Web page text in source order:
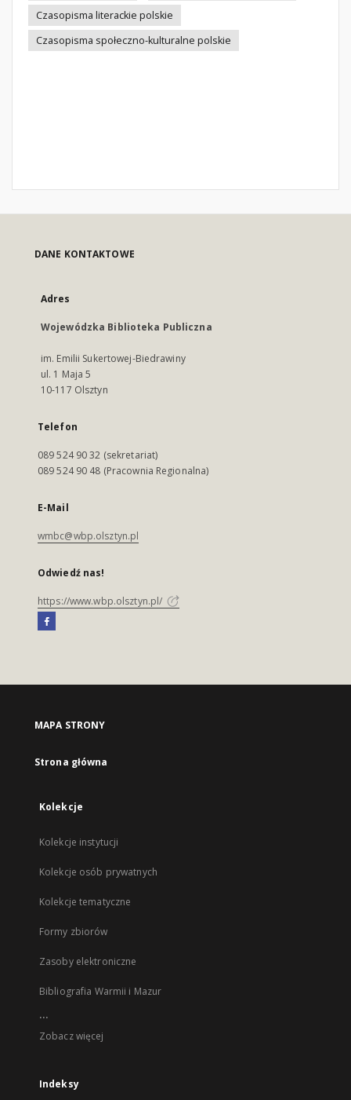
Czasopisma literackie polskie
Czasopisma społeczno-kulturalne polskie
DANE KONTAKTOWE
Adres
Wojewódzka Biblioteka Publiczna
im. Emilii Sukertowej-Biedrawiny
ul. 1 Maja 5
10-117 Olsztyn
Telefon
089 524 90 32 (sekretariat)
089 524 90 48 (Pracownia Regionalna)
E-Mail
wmbc@wbp.olsztyn.pl
Odwiedź nas!
https://www.wbp.olsztyn.pl/
MAPA STRONY
Strona główna
Kolekcje
Kolekcje instytucji
Kolekcje osób prywatnych
Kolekcje tematyczne
Formy zbiorów
Zasoby elektroniczne
Bibliografia Warmii i Mazur
...
Zobacz więcej
Indeksy